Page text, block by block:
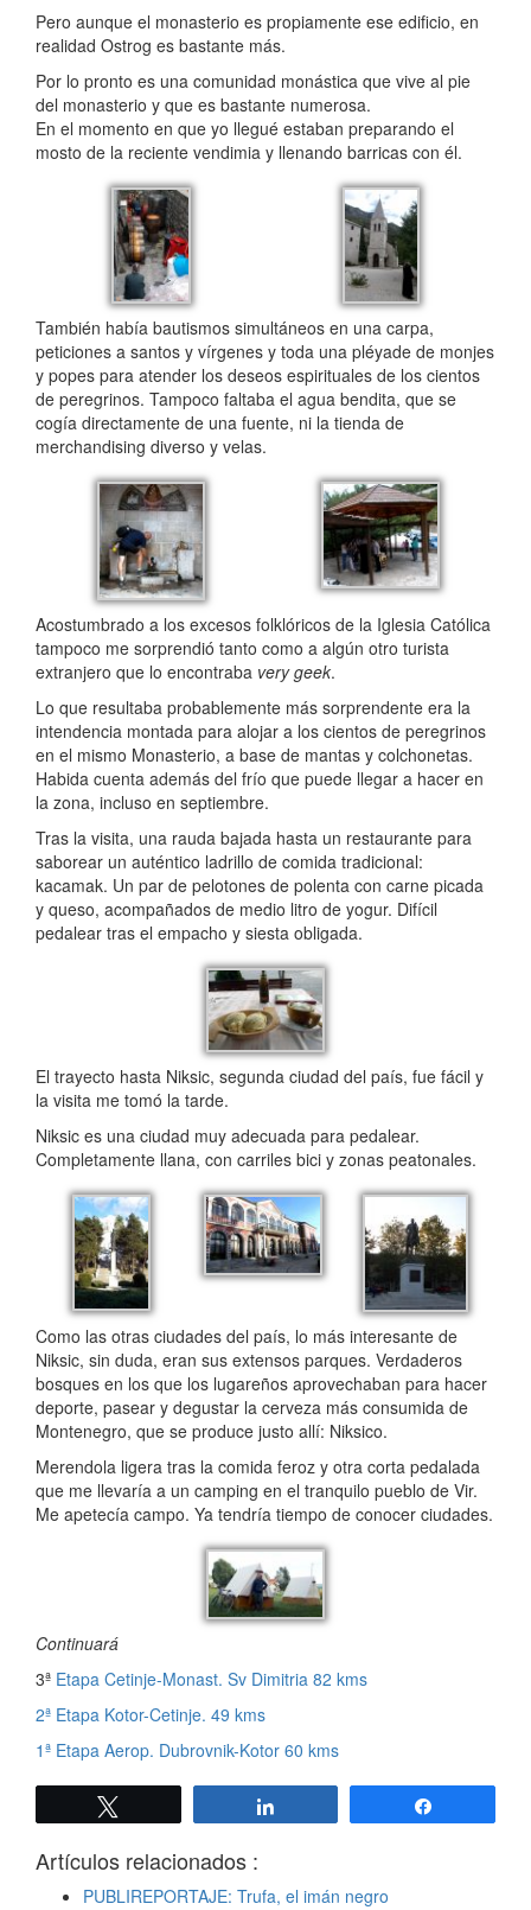
Pero aunque el monasterio es propiamente ese edificio, en
realidad Ostrog es bastante más.
Por lo pronto es una comunidad monástica que vive al pie
del monasterio y que es bastante numerosa.
En el momento en que yo llegué estaban preparando el
mosto de la reciente vendimia y llenando barricas con él.
También había bautismos simultáneos en una carpa,
peticiones a santos y vírgenes y toda una pléyade de monjes
y popes para atender los deseos espirituales de los cientos
de peregrinos. Tampoco faltaba el agua bendita, que se
cogía directamente de una fuente, ni la tienda de
merchandising diverso y velas.
Acostumbrado a los excesos folklóricos de la Iglesia Católica
tampoco me sorprendió tanto como a algún otro turista
extranjero que lo encontraba very geek.
Lo que resultaba probablemente más sorprendente era la
intendencia montada para alojar a los cientos de peregrinos
en el mismo Monasterio, a base de mantas y colchonetas.
Habida cuenta además del frío que puede llegar a hacer en
la zona, incluso en septiembre.
Tras la visita, una rauda bajada hasta un restaurante para
saborear un auténtico ladrillo de comida tradicional:
kacamak. Un par de pelotones de polenta con carne picada
y queso, acompañados de medio litro de yogur. Difícil
pedalear tras el empacho y siesta obligada.
El trayecto hasta Niksic, segunda ciudad del país, fue fácil y
la visita me tomó la tarde.
Niksic es una ciudad muy adecuada para pedalear.
Completamente llana, con carriles bici y zonas peatonales.
Como las otras ciudades del país, lo más interesante de
Niksic, sin duda, eran sus extensos parques. Verdaderos
bosques en los que los lugareños aprovechaban para hacer
deporte, pasear y degustar la cerveza más consumida de
Montenegro, que se produce justo allí: Niksico.
Merendola ligera tras la comida feroz y otra corta pedalada
que me llevaría a un camping en el tranquilo pueblo de Vir.
Me apetecía campo. Ya tendría tiempo de conocer ciudades.
Continuará
3ª Etapa Cetinje-Monast. Sv Dimitria 82 kms
2ª Etapa Kotor-Cetinje. 49 kms
1ª Etapa Aerop. Dubrovnik-Kotor 60 kms
Artículos relacionados :
PUBLIREPORTAJE: Trufa, el imán negro